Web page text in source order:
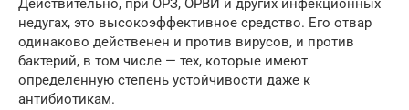
Действительно, при ОРЗ, ОРВИ и других инфекционных
недугах, это высокоэффективное средство. Его отвар
одинаково действенен и против вирусов, и против
бактерий, в том числе — тех, которые имеют
определенную степень устойчивости даже к
антибиотикам.